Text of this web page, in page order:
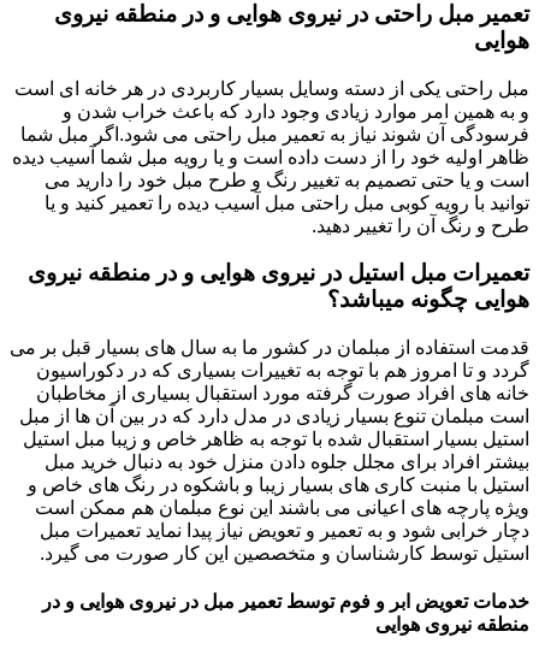
تعمیر مبل راحتی در نیروی هوایی و در منطقه نیروی
هوایی
مبل راحتی یکی از دسته وسایل بسیار کاربردی در هر خانه ای است
و به همین امر موارد زیادی وجود دارد که باعث خراب شدن و
فرسودگی آن شوند نیاز به تعمیر مبل راحتی می شود.اگر مبل شما
ظاهر اولیه خود را از دست داده است و یا رویه مبل شما آسیب دیده
است و یا حتی تصمیم به تغییر رنگ و طرح مبل خود را دارید می
توانید با رویه کوبی مبل راحتی مبل آسیب دیده را تعمیر کنید و یا
طرح و رنگ آن را تغییر دهید.
تعمیرات مبل استیل در نیروی هوایی و در منطقه نیروی
هوایی چگونه میباشد؟
قدمت استفاده از مبلمان در کشور ما به سال های بسیار قبل بر می
گردد و تا امروز هم با توجه به تغییرات بسیاری که در دکوراسیون
خانه های افراد صورت گرفته مورد استقبال بسیاری از مخاطبان
است مبلمان تنوع بسیار زیادی در مدل دارد که در بین آن ها از مبل
استیل بسیار استقبال شده با توجه به ظاهر خاص و زیبا مبل استیل
بیشتر افراد برای مجلل جلوه دادن منزل خود به دنبال خرید مبل
استیل با منبت کاری های بسیار زیبا و باشکوه در رنگ های خاص و
ویژه پارچه های اعیانی می باشند این نوع مبلمان هم ممکن است
دچار خرابی شود و به تعمیر و تعویض نیاز پیدا نماید تعمیرات مبل
استیل توسط کارشناسان و متخصصین این کار صورت می گیرد.
خدمات تعویض ابر و فوم توسط تعمیر مبل در نیروی هوایی و در
منطقه نیروی هوایی